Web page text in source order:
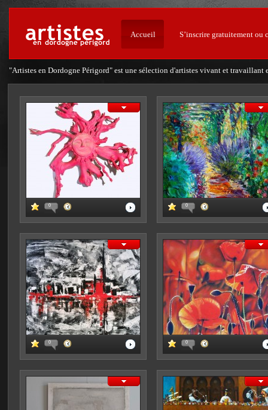
Accueil S’inscrire gratuitement ou
"Artistes en Dordogne Périgord" est une sélection d'artistes vivant et
0 0
0 0